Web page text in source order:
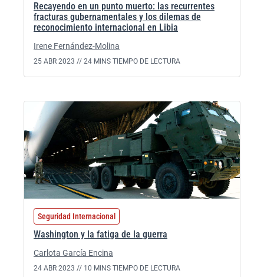
Recayendo en un punto muerto: las recurrentes
fracturas gubernamentales y los dilemas de
reconocimiento internacional en Libia
Irene Fernández-Molina
25 ABR 2023 // 24 MINS TIEMPO DE LECTURA
Seguridad Internacional
Washington y la fatiga de la guerra
Carlota García Encina
24 ABR 2023 // 10 MINS TIEMPO DE LECTURA